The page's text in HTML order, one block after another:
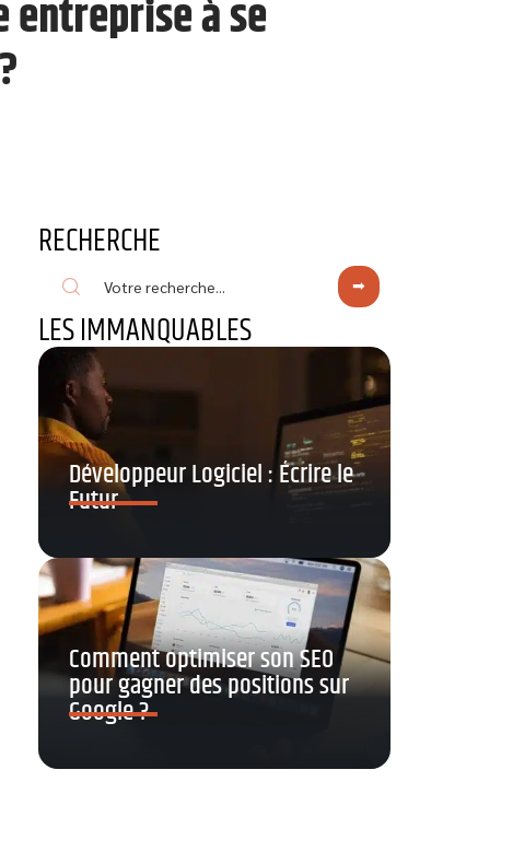
à se
RECHERCHE
LES IMMANQUABLES
Développeur Logiciel : Écrire le
Futur
Comment optimiser son SEO
pour gagner des positions sur
Google ?